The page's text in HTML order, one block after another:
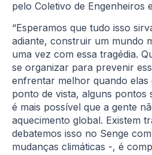
pelo Coletivo de Engenheiros
“Esperamos que tudo isso
adiante, construir um mundo
uma vez com essa tragédia.
se organizar para prevenir
enfrentar melhor quando
ponto de vista, alguns pontos
é mais possível que a gente
aquecimento global. Existem
debatemos isso no Senge
mudanças climáticas -, é